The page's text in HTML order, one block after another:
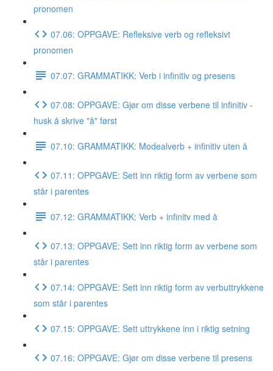
pronomen
07.06: OPPGAVE: Refleksive verb og refleksivt
pronomen
07.07: GRAMMATIKK: Verb i infinitiv og presens
07.08: OPPGAVE: Gjør om disse verbene til infinitiv -
husk å skrive "å" først
07.10: GRAMMATIKK: Modealverb + infinitiv uten å
07.11: OPPGAVE: Sett inn riktig form av verbene som
står i parentes
07.12: GRAMMATIKK: Verb + infinitv med å
07.13: OPPGAVE: Sett inn riktig form av verbene som
står i parentes
07.14: OPPGAVE: Sett inn riktig form av verbuttrykkene
som står i parentes
07.15: OPPGAVE: Sett uttrykkene inn i riktig setning
07.16: OPPGAVE: Gjør om disse verbene til presens